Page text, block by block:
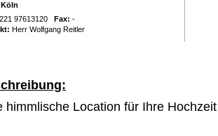
Köln
97613120 Fax: -
Herr Wolfgang Reitler
himmlische Location für Ihre Hochzeit